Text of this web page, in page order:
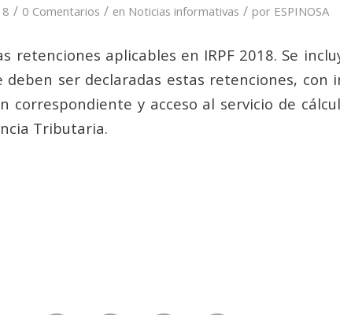
/ 0 Comentarios / en Noticias informativas / por ESPINOSA
retenciones aplicables en IRPF 2018. Se
deben ser declaradas estas retenciones, con
correspondiente y acceso al servicio de
Tributaria.